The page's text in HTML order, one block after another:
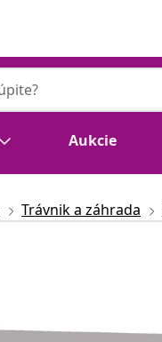
Aukcie
Trávnik a záhrada